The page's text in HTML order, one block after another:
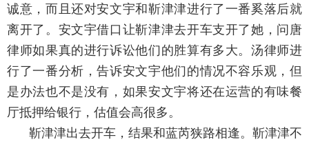
诚意，而且还对安文宇和靳津津进行了一番奚落后就
离开了。安文宇借口让靳津津去开车支开了她，问唐
律师如果真的进行诉讼他们的胜算有多大。汤律师进
行了一番分析，告诉安文宇他们的情况不容乐观，但
是办法也不是没有，如果安文宇将还在运营的有味餐
厅抵押给银行，估值会高很多。
靳津津出去开车，结果和蓝芮狭路相逢。靳津津不